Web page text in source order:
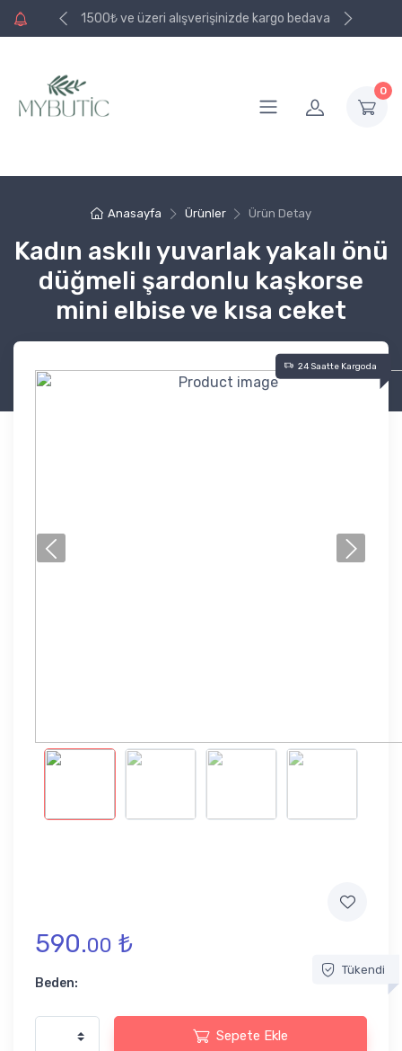
bedava 1500₺ ve üzeri alışverişinizde kargo bedava
0
Anasayfa Ürünler Ürün Detay
Kadın askılı yuvarlak yakalı önü
düğmeli şardonlu kaşkorse
mini elbise ve kısa ceket
24 Saatte Kargoda
590.00 ₺
Tükendi
Beden:
Sepete Ekle